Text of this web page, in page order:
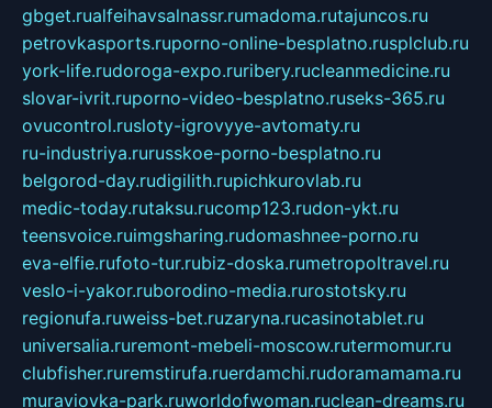
gbget.rualfeihavsalnassr.rumadoma.rutajuncos.ru
petrovkasports.ruporno-online-besplatno.rusplclub.ru
york-life.rudoroga-expo.ruribery.rucleanmedicine.ru
slovar-ivrit.ruporno-video-besplatno.ruseks-365.ru
ovucontrol.rusloty-igrovyye-avtomaty.ru
ru-industriya.rurusskoe-porno-besplatno.ru
belgorod-day.rudigilith.rupichkurovlab.ru
medic-today.rutaksu.rucomp123.rudon-ykt.ru
teensvoice.ruimgsharing.rudomashnee-porno.ru
eva-elfie.rufoto-tur.rubiz-doska.rumetropoltravel.ru
veslo-i-yakor.ruborodino-media.rurostotsky.ru
regionufa.ruweiss-bet.ruzaryna.rucasinotablet.ru
universalia.ruremont-mebeli-moscow.rutermomur.ru
clubfisher.ruremstirufa.ruerdamchi.rudoramamama.ru
muraviovka-park.ruworldofwoman.ruclean-dreams.ru